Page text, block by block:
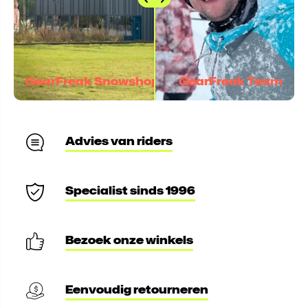
GearFreak Snowshop GearFreak Team
Advies van riders
Specialist sinds 1996
Bezoek onze winkels
Eenvoudig retourneren